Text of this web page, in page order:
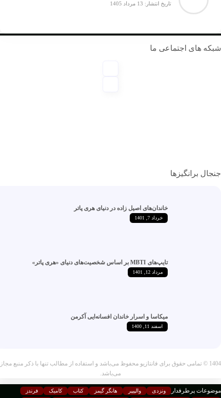
تاریخ انتشار: 13 مرداد 1405
های اجتماعی ما
برانگیزها
خاندان‌های اصیل زاده‌ در دنیای هری پاتر
تایپ‌های MBTI بر اساس شخصیت‌های دنیای «هری پاتر»
میکاسا و اسرار خاندان افسانه‌ایی آکرمن
© تمامی حقوق برای فانتازیو محفوظ می‌باشد و استفاده از مطالب تنها با ذکر منبع مجاز
می‌باشد.
پرطرفدار ونزدی والپیپر هانگر گیمز کتاب کامیک
فرندز